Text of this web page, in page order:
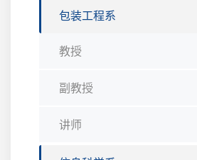
包装工程系
教授
副教授
讲师